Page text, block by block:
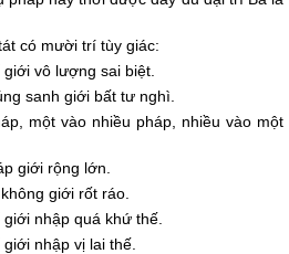
có mười trí tùy giác:
vô lượng sai biệt.
sanh giới bất tư nghì.
một vào nhiều pháp, nhiều vào một
giới rộng lớn.
giới rốt ráo.
nhập quá khứ thế.
nhập vị lai thế.